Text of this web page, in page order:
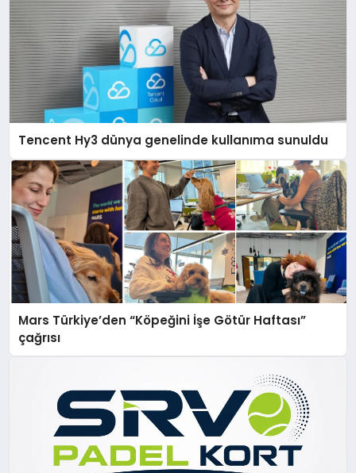
Tencent Hy3 dünya genelinde kullanıma sunuldu
Mars Türkiye’den “Köpeğini İşe Götür Haftası”
çağrısı